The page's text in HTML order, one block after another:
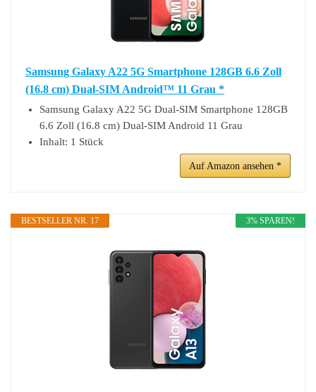
Samsung Galaxy A22 5G Smartphone 128GB 6.6 Zoll
(16.8 cm) Dual-SIM Android™ 11 Grau *
Samsung Galaxy A22 5G Dual-SIM Smartphone 128GB
6.6 Zoll (16.8 cm) Dual-SIM Android 11 Grau
Inhalt: 1 Stück
Auf Amazon ansehen *
3% SPAREN!
BESTSELLER NR. 17